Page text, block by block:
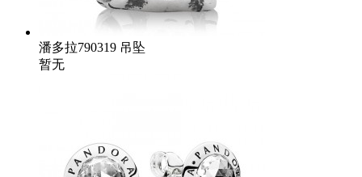
潘多拉790319 吊坠
暂无